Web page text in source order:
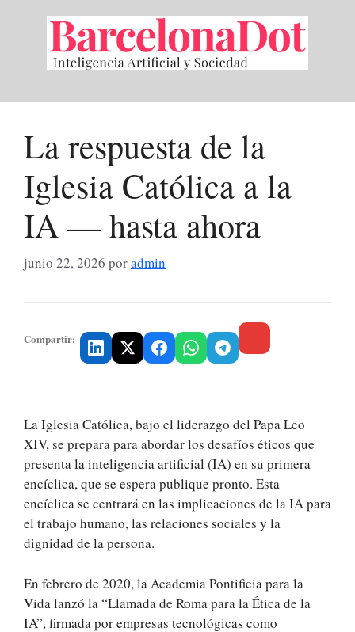
contenido
La respuesta de la
Iglesia Católica a la
IA — hasta ahora
junio 22, 2026 poradmin
Compartir:
La Iglesia Católica, bajo el liderazgo del Papa Leo
XIV, se prepara para abordar los desafíos éticos que
presenta la inteligencia artificial (IA) en su primera
encíclica, que se espera publique pronto. Esta
encíclica se centrará en las implicaciones de la IA para
el trabajo humano, las relaciones sociales y la
dignidad de la persona.
En febrero de 2020, la Academia Pontificia para la
Vida lanzó la “Llamada de Roma para la Ética de la
IA”, firmada por empresas tecnológicas como